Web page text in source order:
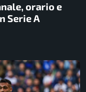
orario e
Serie A